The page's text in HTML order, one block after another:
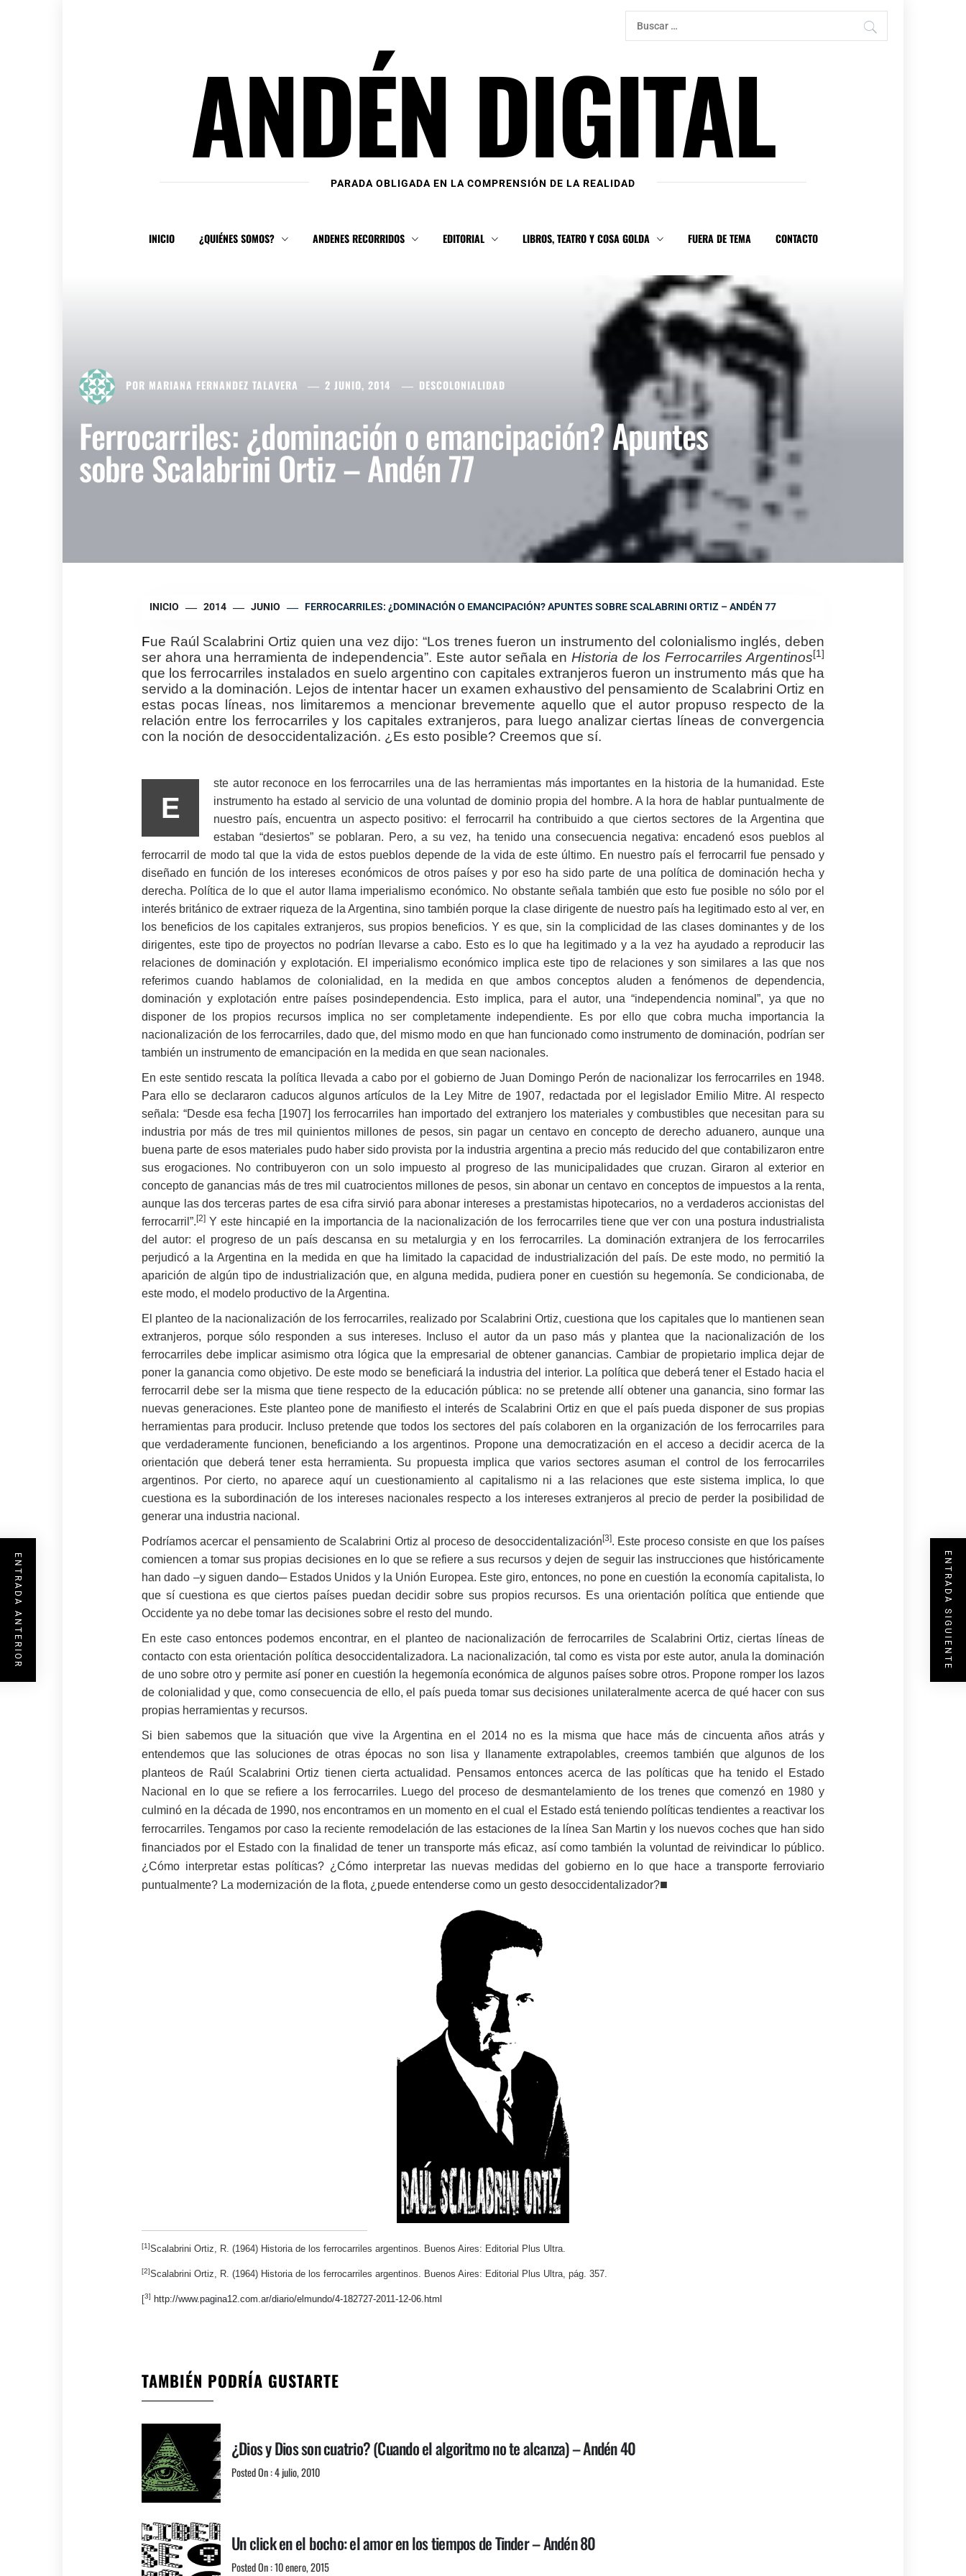
Buscar:
ANDÉN DIGITAL
PARADA OBLIGADA EN LA COMPRENSIÓN DE LA REALIDAD
INICIO ¿QUIÉNES SOMOS? ANDENES RECORRIDOS EDITORIAL LIBROS, TEATRO Y COSA GOLDA FUERA DE TEMA CONTACTO
POR MARIANA FERNANDEZ TALAVERA 2 JUNIO, 2014 DESCOLONIALIDAD
Ferrocarriles: ¿dominación o emancipación? Apuntes
sobre Scalabrini Ortiz – Andén 77
INICIO 2014 JUNIO FERROCARRILES: ¿DOMINACIÓN O EMANCIPACIÓN? APUNTES SOBRE SCALABRINI ORTIZ – ANDÉN 77
Fue Raúl Scalabrini Ortiz quien una vez dijo: “Los trenes fueron un instrumento del colonialismo inglés, deben
ser ahora una herramienta de independencia”. Este autor señala en Historia de los Ferrocarriles Argentinos[1]
que los ferrocarriles instalados en suelo argentino con capitales extranjeros fueron un instrumento más que ha
servido a la dominación. Lejos de intentar hacer un examen exhaustivo del pensamiento de Scalabrini Ortiz en
estas pocas líneas, nos limitaremos a mencionar brevemente aquello que el autor propuso respecto de la
relación entre los ferrocarriles y los capitales extranjeros, para luego analizar ciertas líneas de convergencia
con la noción de desoccidentalización. ¿Es esto posible? Creemos que sí.
E
ste autor reconoce en los ferrocarriles una de las herramientas más importantes en la historia de la humanidad. Este
instrumento ha estado al servicio de una voluntad de dominio propia del hombre. A la hora de hablar puntualmente de
nuestro país, encuentra un aspecto positivo: el ferrocarril ha contribuido a que ciertos sectores de la Argentina que
estaban “desiertos” se poblaran. Pero, a su vez, ha tenido una consecuencia negativa: encadenó esos pueblos al
ferrocarril de modo tal que la vida de estos pueblos depende de la vida de este último. En nuestro país el ferrocarril fue pensado y
diseñado en función de los intereses económicos de otros países y por eso ha sido parte de una política de dominación hecha y
derecha. Política de lo que el autor llama imperialismo económico. No obstante señala también que esto fue posible no sólo por el
interés británico de extraer riqueza de la Argentina, sino también porque la clase dirigente de nuestro país ha legitimado esto al ver, en
los beneficios de los capitales extranjeros, sus propios beneficios. Y es que, sin la complicidad de las clases dominantes y de los
dirigentes, este tipo de proyectos no podrían llevarse a cabo. Esto es lo que ha legitimado y a la vez ha ayudado a reproducir las
relaciones de dominación y explotación. El imperialismo económico implica este tipo de relaciones y son similares a las que nos
referimos cuando hablamos de colonialidad, en la medida en que ambos conceptos aluden a fenómenos de dependencia,
dominación y explotación entre países posindependencia. Esto implica, para el autor, una “independencia nominal”, ya que no
disponer de los propios recursos implica no ser completamente independiente. Es por ello que cobra mucha importancia la
nacionalización de los ferrocarriles, dado que, del mismo modo en que han funcionado como instrumento de dominación, podrían ser
también un instrumento de emancipación en la medida en que sean nacionales.
En este sentido rescata la política llevada a cabo por el gobierno de Juan Domingo Perón de nacionalizar los ferrocarriles en 1948.
Para ello se declararon caducos algunos artículos de la Ley Mitre de 1907, redactada por el legislador Emilio Mitre. Al respecto
señala: “Desde esa fecha [1907] los ferrocarriles han importado del extranjero los materiales y combustibles que necesitan para su
industria por más de tres mil quinientos millones de pesos, sin pagar un centavo en concepto de derecho aduanero, aunque una
buena parte de esos materiales pudo haber sido provista por la industria argentina a precio más reducido del que contabilizaron entre
sus erogaciones. No contribuyeron con un solo impuesto al progreso de las municipalidades que cruzan. Giraron al exterior en
concepto de ganancias más de tres mil cuatrocientos millones de pesos, sin abonar un centavo en conceptos de impuestos a la renta,
aunque las dos terceras partes de esa cifra sirvió para abonar intereses a prestamistas hipotecarios, no a verdaderos accionistas del
ferrocarril”. [2] Y este hincapié en la importancia de la nacionalización de los ferrocarriles tiene que ver con una postura industrialista
del autor: el progreso de un país descansa en su metalurgia y en los ferrocarriles. La dominación extranjera de los ferrocarriles
perjudicó a la Argentina en la medida en que ha limitado la capacidad de industrialización del país. De este modo, no permitió la
aparición de algún tipo de industrialización que, en alguna medida, pudiera poner en cuestión su hegemonía. Se condicionaba, de
este modo, el modelo productivo de la Argentina.
El planteo de la nacionalización de los ferrocarriles, realizado por Scalabrini Ortiz, cuestiona que los capitales que lo mantienen sean
extranjeros, porque sólo responden a sus intereses. Incluso el autor da un paso más y plantea que la nacionalización de los
ferrocarriles debe implicar asimismo otra lógica que la empresarial de obtener ganancias. Cambiar de propietario implica dejar de
poner la ganancia como objetivo. De este modo se beneficiará la industria del interior. La política que deberá tener el Estado hacia el
ferrocarril debe ser la misma que tiene respecto de la educación pública: no se pretende allí obtener una ganancia, sino formar las
nuevas generaciones. Este planteo pone de manifiesto el interés de Scalabrini Ortiz en que el país pueda disponer de sus propias
herramientas para producir. Incluso pretende que todos los sectores del país colaboren en la organización de los ferrocarriles para
que verdaderamente funcionen, beneficiando a los argentinos. Propone una democratización en el acceso a decidir acerca de la
orientación que deberá tener esta herramienta. Su propuesta implica que varios sectores asuman el control de los ferrocarriles
argentinos. Por cierto, no aparece aquí un cuestionamiento al capitalismo ni a las relaciones que este sistema implica, lo que
cuestiona es la subordinación de los intereses nacionales respecto a los intereses extranjeros al precio de perder la posibilidad de
generar una industria nacional.
Podríamos acercar el pensamiento de Scalabrini Ortiz al proceso de desoccidentalización [3]. Este proceso consiste en que los países
comiencen a tomar sus propias decisiones en lo que se refiere a sus recursos y dejen de seguir las instrucciones que históricamente
han dado –y siguen dando─ Estados Unidos y la Unión Europea. Este giro, entonces, no pone en cuestión la economía capitalista, lo
que sí cuestiona es que ciertos países puedan decidir sobre sus propios recursos. Es una orientación política que entiende que
Occidente ya no debe tomar las decisiones sobre el resto del mundo.
En este caso entonces podemos encontrar, en el planteo de nacionalización de ferrocarriles de Scalabrini Ortiz, ciertas líneas de
contacto con esta orientación política desoccidentalizadora. La nacionalización, tal como es vista por este autor, anula la dominación
de uno sobre otro y permite así poner en cuestión la hegemonía económica de algunos países sobre otros. Propone romper los lazos
de colonialidad y que, como consecuencia de ello, el país pueda tomar sus decisiones unilateralmente acerca de qué hacer con sus
propias herramientas y recursos.
Si bien sabemos que la situación que vive la Argentina en el 2014 no es la misma que hace más de cincuenta años atrás y
entendemos que las soluciones de otras épocas no son lisa y llanamente extrapolables, creemos también que algunos de los
planteos de Raúl Scalabrini Ortiz tienen cierta actualidad. Pensamos entonces acerca de las políticas que ha tenido el Estado
Nacional en lo que se refiere a los ferrocarriles. Luego del proceso de desmantelamiento de los trenes que comenzó en 1980 y
culminó en la década de 1990, nos encontramos en un momento en el cual el Estado está teniendo políticas tendientes a reactivar los
ferrocarriles. Tengamos por caso la reciente remodelación de las estaciones de la línea San Martin y los nuevos coches que han sido
financiados por el Estado con la finalidad de tener un transporte más eficaz, así como también la voluntad de reivindicar lo público.
¿Cómo interpretar estas políticas? ¿Cómo interpretar las nuevas medidas del gobierno en lo que hace a transporte ferroviario
puntualmente? La modernización de la flota, ¿puede entenderse como un gesto desoccidentalizador?■
[1]Scalabrini Ortiz, R. (1964) Historia de los ferrocarriles argentinos. Buenos Aires: Editorial Plus Ultra.
[2]Scalabrini Ortiz, R. (1964) Historia de los ferrocarriles argentinos. Buenos Aires: Editorial Plus Ultra, pág. 357.
[3] http://www.pagina12.com.ar/diario/elmundo/4-182727-2011-12-06.html
TAMBIÉN PODRÍA GUSTARTE
¿Dios y Dios son cuatrio? (Cuando el algoritmo no te alcanza) – Andén 40
Posted On : 4 julio, 2010
Un click en el bocho: el amor en los tiempos de Tinder – Andén 80
Posted On : 10 enero, 2015
ENTRADA ANTERIOR ENTRADA SIGUIENTE